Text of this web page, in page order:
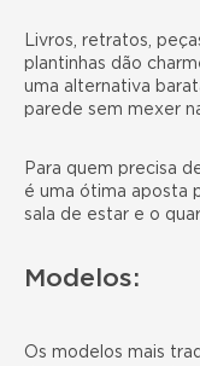
Livros, retratos,
plantinhas dão
uma alternativa
parede sem mexer
Para quem precisa
é uma ótima aposta
sala de estar e o
Modelos:
Os modelos mais